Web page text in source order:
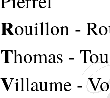
Rouillon -
Thomas -
Villaume -